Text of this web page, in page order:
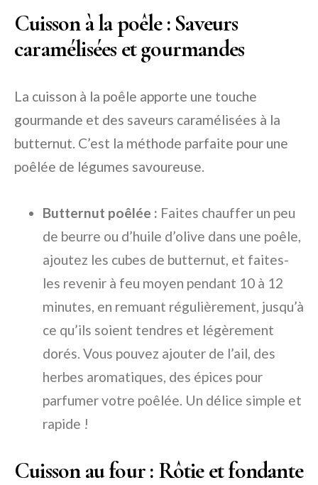
Cuisson à la poêle : Saveurs
caramélisées et gourmandes
La cuisson à la poêle apporte une touche
gourmande et des saveurs caramélisées à la
butternut. C’est la méthode parfaite pour une
poêlée de légumes savoureuse.
Butternut poêlée : Faites chauffer un peu
de beurre ou d’huile d’olive dans une poêle,
ajoutez les cubes de butternut, et faites-
les revenir à feu moyen pendant 10 à 12
minutes, en remuant régulièrement, jusqu’à
ce qu’ils soient tendres et légèrement
dorés. Vous pouvez ajouter de l’ail, des
herbes aromatiques, des épices pour
parfumer votre poêlée. Un délice simple et
rapide !
Cuisson au four : Rôtie et fondante